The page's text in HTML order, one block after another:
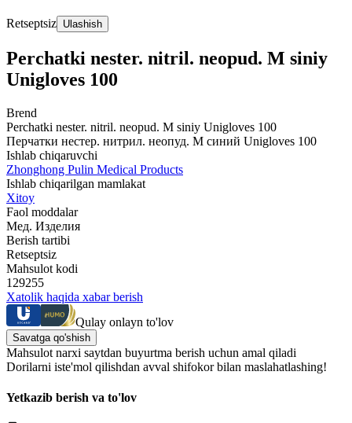
Retseptsiz Ulashish
Perchatki nester. nitril. neopud. M siniy
Unigloves 100
Brend
Perchatki nester. nitril. neopud. M siniy Unigloves 100
Перчатки нестер. нитрил. неопуд. M синий Unigloves 100
Ishlab chiqaruvchi
Zhonghong Pulin Medical Products
Ishlab chiqarilgan mamlakat
Xitoy
Faol moddalar
Мед. Изделия
Berish tartibi
Retseptsiz
Mahsulot kodi
129255
Xatolik haqida xabar berish
Qulay onlayn to'lov
Savatga qo'shish
Mahsulot narxi saytdan buyurtma berish uchun amal qiladi
Dorilarni iste'mol qilishdan avval shifokor bilan maslahatlashing!
Yetkazib berish va to'lov